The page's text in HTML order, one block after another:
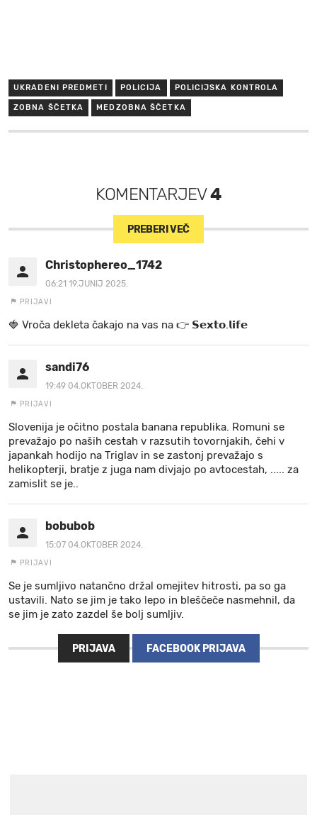
UKRADENI PREDMETI POLICIJA POLICIJSKA KONTROLA
ZOBNA ŠČETKA MEDZOBNA ŠČETKA
KOMENTARJEV4
PREBERI VEČ
Christophereo_1742
06:21 19.JUNIJ 2025.
PRIJAVI
🍓 V r o č a d e k l e t a ča k a jo na va s n a 👉 𝗦𝗲𝘅𝘁𝗼.𝗹𝗶𝗳𝗲
sandi76
19:49 04.OKTOBER 2024.
PRIJAVI
Slovenija je očitno postala banana republika. Romuni se
prevažajo po naših cestah v razsutih tovornjakih, čehi v
japankah hodijo na Triglav in se zastonj prevažajo s
helikopterji, bratje z juga nam divjajo po avtocestah, ..... za
zamislit se je..
bobubob
15:07 04.OKTOBER 2024.
PRIJAVI
Se je sumljivo natančno držal omejitev hitrosti, pa so ga
ustavili. Nato se jim je tako lepo in bleščeče nasmehnil, da
se jim je zato zazdel še bolj sumljiv.
PRIJAVA FACEBOOK PRIJAVA